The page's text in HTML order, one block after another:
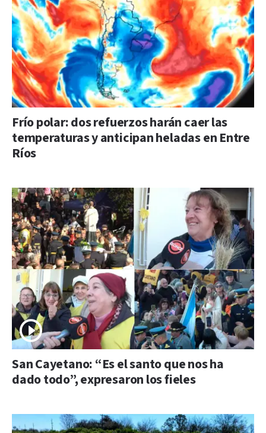
Frío polar: dos refuerzos harán caer las
temperaturas y anticipan heladas en Entre
Ríos
San Cayetano: “Es el santo que nos ha
dado todo”, expresaron los fieles